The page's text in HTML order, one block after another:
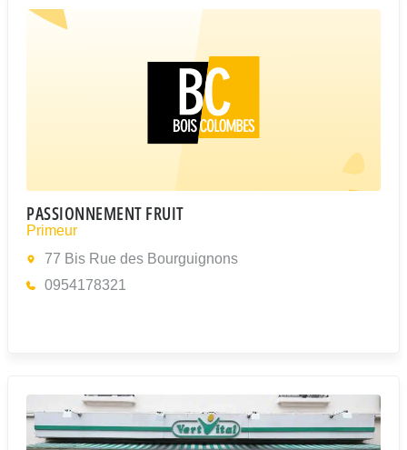
PASSIONNEMENT FRUIT
Primeur
77 Bis Rue des Bourguignons
0954178321